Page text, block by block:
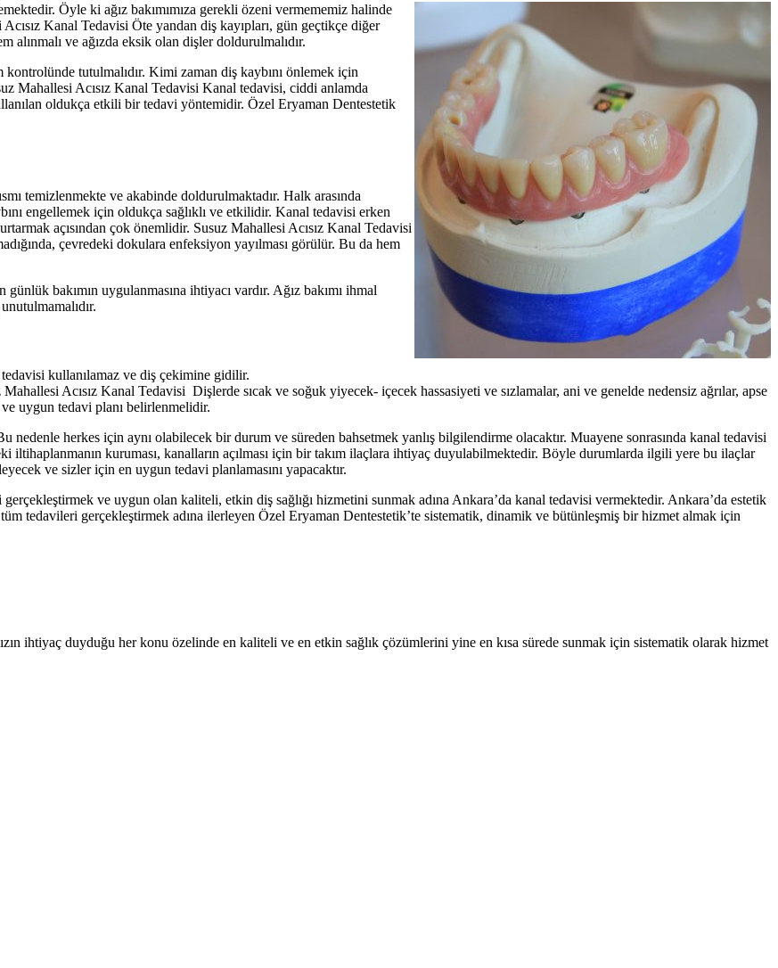
Öyle ki ağız bakımımıza gerekli özeni vermememiz halinde
Kanal Tedavisi Öte yandan diş kayıpları, gün geçtikçe diğer
ve ağızda eksik olan dişler doldurulmalıdır.
tutulmalıdır. Kimi zaman diş kaybını önlemek için
Mahallesi Acısız Kanal Tedavisi Kanal tedavisi, ciddi anlamda
oldukça etkili bir tedavi yöntemidir. Özel Eryaman Dentestetik
temizlenmekte ve akabinde doldurulmaktadır. Halk arasında
engellemek için oldukça sağlıklı ve etkilidir. Kanal tedavisi erken
açısından çok önemlidir. Susuz Mahallesi Acısız Kanal Tedavisi
çevredeki dokulara enfeksiyon yayılması görülür. Bu da hem
bakımın uygulanmasına ihtiyacı vardır. Ağız bakımı ihmal
kullanılamaz ve diş çekimine gidilir.
Acısız Kanal Tedavisi Dişlerde sıcak ve soğuk yiyecek- içecek hassasiyeti ve sızlamalar, ani ve genelde nedensiz ağrılar, apse
uygun tedavi planı belirlenmelidir.
herkes için aynı olabilecek bir durum ve süreden bahsetmek yanlış bilgilendirme olacaktır. Muayene sonrasında kanal tedavisi
iltihaplanmanın kuruması, kanalların açılması için bir takım ilaçlara ihtiyaç duyulabilmektedir. Böyle durumlarda ilgili yere bu ilaçlar
ve sizler için en uygun tedavi planlamasını yapacaktır.
ve uygun olan kaliteli, etkin diş sağlığı hizmetini sunmak adına Ankara’da kanal tedavisi vermektedir. Ankara’da estetik
tedavileri gerçekleştirmek adına ilerleyen Özel Eryaman Dentestetik’te sistematik, dinamik ve bütünleşmiş bir hizmet almak için
ihtiyaç duyduğu her konu özelinde en kaliteli ve en etkin sağlık çözümlerini yine en kısa sürede sunmak için sistematik olarak hizmet